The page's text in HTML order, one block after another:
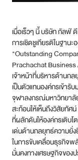
เมื่อเร็วๆ นี้ บริษัท กัลฟ์
การเชิดชูเกียรติในฐาน
"Outstanding
Prachachat
เจ้าหน้าที่บริหารด้านก
เป็นตัวแทนองค์กรเข้ารั
จุฬาลงกรณ์มหาวิทยาลั
สะท้อนให้เห็นถึงวิสัยทั
ที่ผลักดันให้องค์กรเติบโ
เด่นด้านกลยุทธ์ความยั่
ในการขับเคลื่อนธุรกิจพ
มั่นคงทางเศรษฐกิจของ